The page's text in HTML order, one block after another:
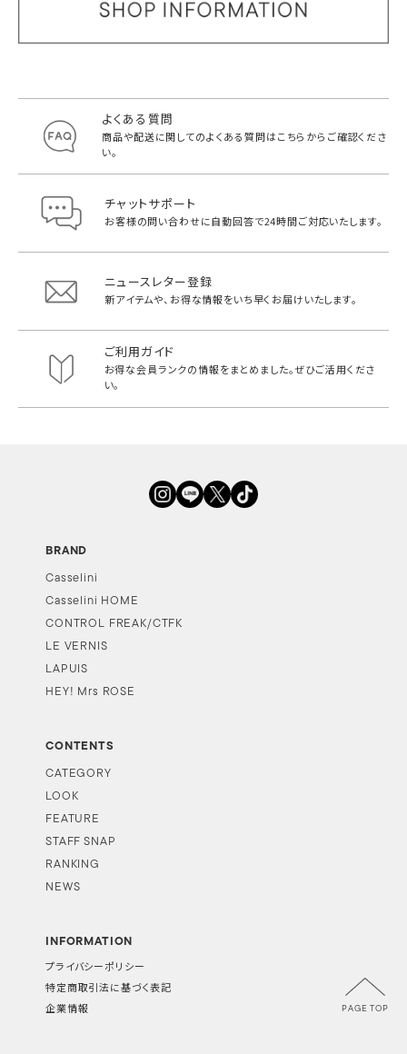
よくある質問
商品や配送に関してのよくある質問はこちらからご確認くださ
い。
チャットサポート
お客様の問い合わせに自動回答で24時間ご対応いたします。
ニュースレター登録
新アイテムや、お得な情報をいち早く お届けいたします。
ご利用ガイド
お得な会員ランクの情報をまとめました。ぜひご活用くださ
い。
BRAND
Casselini
Casselini HOME
CONTROL FREAK/CTFK
LE VERNIS
LAPUIS
HEY! Mrs ROSE
CONTENTS
CATEGORY
LOOK
FEATURE
STAFF SNAP
RANKING
NEWS
INFORMATION
プライバシーポリシー
特定商取引法に基づく表記
企業情報 PAGE TOP